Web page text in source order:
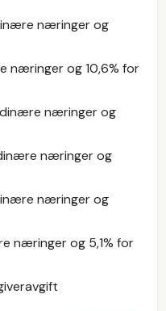
næringer og
næringer og 10,6% for
næringer og
næringer og
næringer og
næringer og 5,1% for